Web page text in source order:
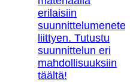
erilaisiin
liittyen. Tutustu
suunnittelun eri
mahdollisuuksiin
täältä!